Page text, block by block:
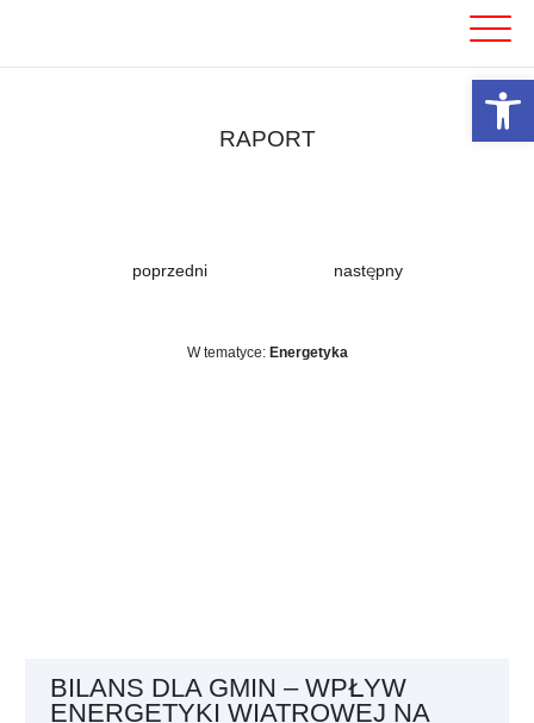
RAPORT
poprzedni następny
W tematyce: Energetyka
BILANS DLA GMIN – WPŁYW
ENERGETYKI WIATROWEJ NA